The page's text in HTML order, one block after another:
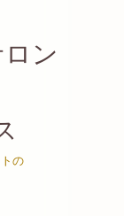
ン
の